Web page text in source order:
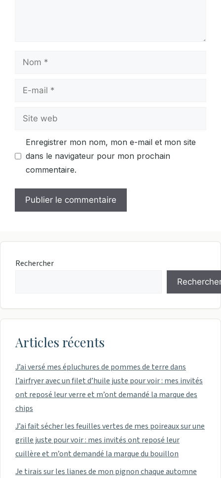
Nom
Site
Enregistrer mon nom, mon e-mail et mon site
dans le navigateur pour mon prochain
commentaire.
Rechercher
Articles récents
J’ai versé mes épluchures de pommes de terre dans
l’airfryer avec un filet d’huile juste pour voir : mes invités
ont reposé leur verre et m’ont demandé la marque des
chips
J’ai fait sécher les feuilles vertes de mes poireaux sur une
grille juste pour voir : mes invités ont reposé leur
cuillère et m’ont demandé la marque du bouillon
Je tirais sur les lianes de mon pignon chaque automne